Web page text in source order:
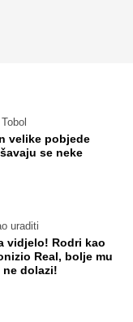
velike pobjede
se neke
uraditi
vidjelo! Rodri kao
Real, bolje mu
ne dolazi!